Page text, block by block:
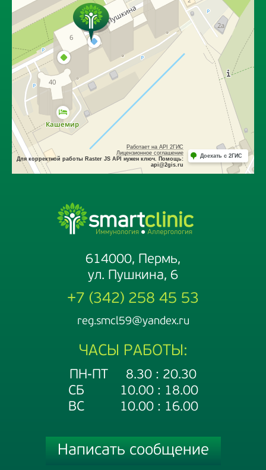
614000, Пермь,
ул. Пушкина, 6
+7 (342) 258 45 53
reg.smcl59@yandex.ru
ЧАСЫ РАБОТЫ:
ПН-ПТ 8.30 : 20.30
СБ 10.00 : 18.00
ВС 10.00 : 16.00
Написать сообщение